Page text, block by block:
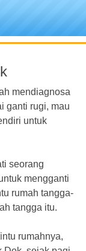
mendiagnosa
ganti rugi, mau
untuk
seorang
mengganti
rumah tangga-
tangga itu.
rumahnya,